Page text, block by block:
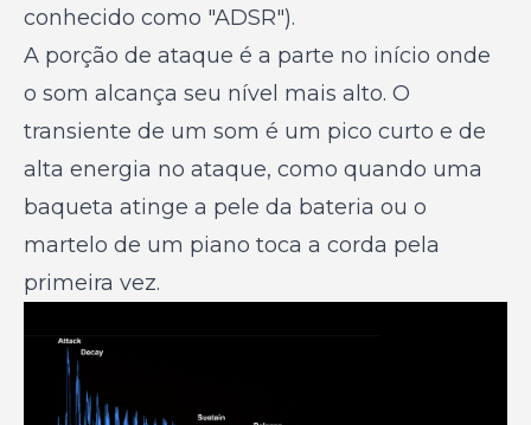
conhecido como "ADSR").
A porção de ataque é a parte no início onde
o som alcança seu nível mais alto. O
transiente de um som é um pico curto e de
alta energia no ataque, como quando uma
baqueta atinge a pele da bateria ou o
martelo de um piano toca a corda pela
primeira vez.